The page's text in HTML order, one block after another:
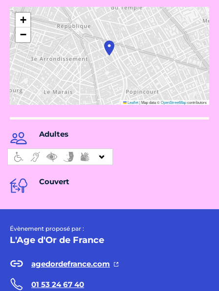
+
−
Leaflet|Map data ©OpenStreetMapcontributors
Adultes
Couvert
Évènement proposé par :
L'Age d'Or de France
agedordefrance.com
01 53 24 67 40